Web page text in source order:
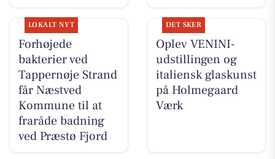
LOKALT NYT
Forhøjede
bakterier ved
Tappernøje Strand
får Næstved
Kommune til at
fraråde badning
ved Præstø Fjord
DET SKER
Oplev VENINI-
udstillingen og
italiensk glaskunst
på Holmegaard
Værk